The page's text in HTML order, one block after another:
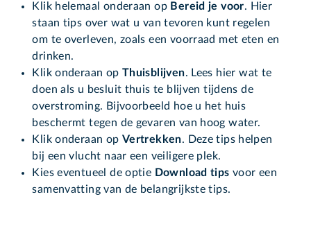
Klik helemaal onderaan op Bereid je voor. Hier
staan tips over wat u van tevoren kunt regelen
om te overleven, zoals een voorraad met eten en
drinken.
Klik onderaan op Thuisblijven. Lees hier wat te
doen als u besluit thuis te blijven tijdens de
overstroming. Bijvoorbeeld hoe u het huis
beschermt tegen de gevaren van hoog water.
Klik onderaan op Vertrekken. Deze tips helpen
bij een vlucht naar een veiligere plek.
Kies eventueel de optie Download tips voor een
samenvatting van de belangrijkste tips.